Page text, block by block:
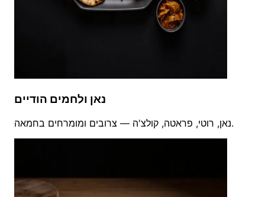
נאן ולחמים הודיים
נאן, רוטי, פראטה, קולצ'ה — צרובים ומומרחים בחמאה.